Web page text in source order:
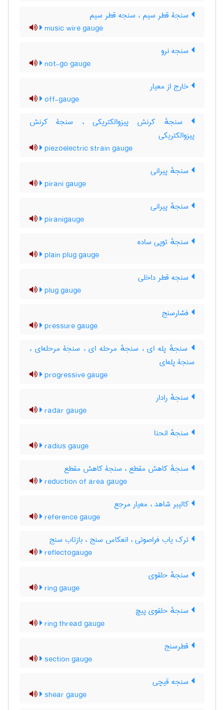
سنجۀ قطر سیم ، سنجه قطر سیم
music wire gauge
سنجه نرو
not-go gauge
خارج از معیار
off-gauge
سنجهٔ کرنش پیزوالکتریکی ، سنجۀ کرنش
پیزوالکتریکی
piezoelectric strain gauge
سنجهٔ پیرانی
pirani gauge
سنجهٔ پیرانی
piranigauge
سنجهٔ توپی ساده
plain plug gauge
سنجه قطر داخلی
plug gauge
فشارسنج
pressure gauge
سنجهٔ پله ای ، سنجهٔ مرحله ای ، سنجۀ مرحله‌ای ،
سنجۀ پله‌ای
progressive gauge
سنجهٔ رادار
radar gauge
سنجهٔ انحنا
radius gauge
سنجهٔ کاهش مقطع ، سنجۀ کاهش مقطع
reduction of area gauge
کالیبر شاهد ، معیار مرجع
reference gauge
ترک یاب فراصوتی ، انعکاس سنج ، بازتاب سنج
reflectogauge
سنجهٔ حلقوی
ring gauge
سنجهٔ حلقوی پیچ
ring thread gauge
قطرسنج
section gauge
سنجه قیچی
shear gauge